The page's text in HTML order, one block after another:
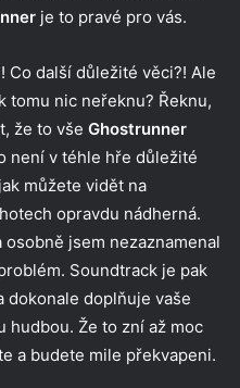
je to pravé pro vás.
Co další důležité věci?! Ale
tomu nic neřeknu? Řeknu,
že to vše Ghostrunner
není v téhle hře důležité
můžete vidět na
opravdu nádherná.
jsem nezaznamenal
Soundtrack je pak
doplňuje vaše
hudbou. Že to zní až moc
a budete mile překvapeni.